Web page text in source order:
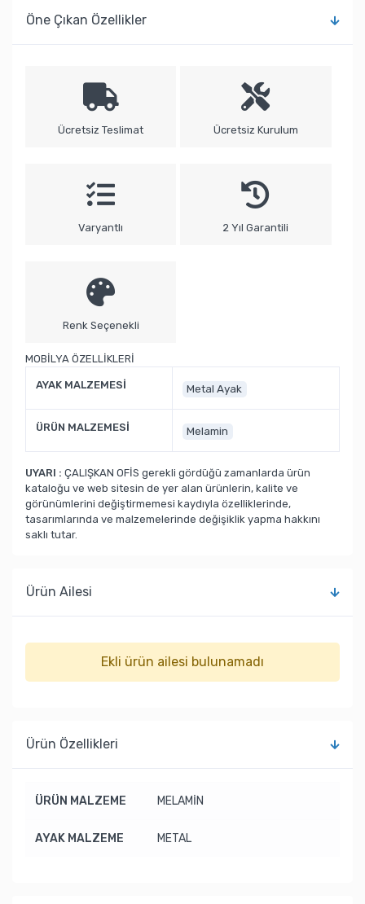
Öne Çıkan Özellikler
Ücretsiz Teslimat Ücretsiz Kurulum
Varyantlı 2 Yıl Garantili
Renk Seçenekli
MOBİLYA ÖZELLİKLERİ
AYAK MALZEMESİ Metal Ayak
ÜRÜN MALZEMESİ Melamin
UYARI : ÇALIŞKAN OFİS gerekli gördüğü zamanlarda ürün
kataloğu ve web sitesin de yer alan ürünlerin, kalite ve
görünümlerini değiştirmemesi kaydıyla özelliklerinde,
tasarımlarında ve malzemelerinde değişiklik yapma hakkını
saklı tutar.
Ürün Ailesi
Ekli ürün ailesi bulunamadı
Ürün Özellikleri
ÜRÜN MALZEME MELAMİN
AYAK MALZEME METAL